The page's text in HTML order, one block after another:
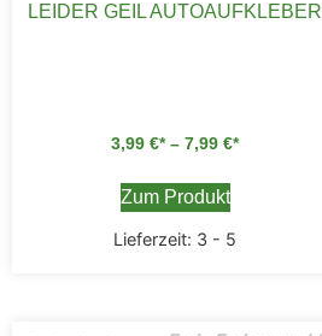
LEIDER GEIL AUTOAUFKLEBER
3,99 € – 7,99 €
Zum Produkt
Lieferzeit: 3 - 5